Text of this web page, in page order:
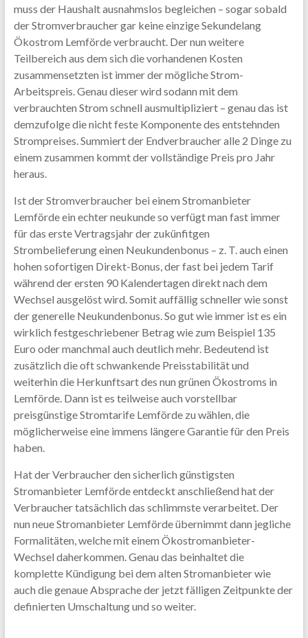
muss der Haushalt ausnahmslos begleichen – sogar sobald
der Stromverbraucher gar keine einzige Sekundelang
Ökostrom Lemförde verbraucht. Der nun weitere
Teilbereich aus dem sich die vorhandenen Kosten
zusammensetzten ist immer der mögliche Strom-
Arbeitspreis. Genau dieser wird sodann mit dem
verbrauchten Strom schnell ausmultipliziert – genau das ist
demzufolge die nicht feste Komponente des entstehnden
Strompreises. Summiert der Endverbraucher alle 2 Dinge zu
einem zusammen kommt der vollständige Preis pro Jahr
heraus.
Ist der Stromverbraucher bei einem Stromanbieter
Lemförde ein echter neukunde so verfügt man fast immer
für das erste Vertragsjahr der zukünfitgen
Strombelieferung einen Neukundenbonus – z. T. auch einen
hohen sofortigen Direkt-Bonus, der fast bei jedem Tarif
während der ersten 90 Kalendertagen direkt nach dem
Wechsel ausgelöst wird. Somit auffällig schneller wie sonst
der generelle Neukundenbonus. So gut wie immer ist es ein
wirklich festgeschriebener Betrag wie zum Beispiel 135
Euro oder manchmal auch deutlich mehr. Bedeutend ist
zusätzlich die oft schwankende Preisstabilität und
weiterhin die Herkunftsart des nun grünen Ökostroms in
Lemförde. Dann ist es teilweise auch vorstellbar
preisgünstige Stromtarife Lemförde zu wählen, die
möglicherweise eine immens längere Garantie für den Preis
haben.
Hat der Verbraucher den sicherlich günstigsten
Stromanbieter Lemförde entdeckt anschließend hat der
Verbraucher tatsächlich das schlimmste verarbeitet. Der
nun neue Stromanbieter Lemförde übernimmt dann jegliche
Formalitäten, welche mit einem Ökostromanbieter-
Wechsel daherkommen. Genau das beinhaltet die
komplette Kündigung bei dem alten Stromanbieter wie
auch die genaue Absprache der jetzt fälligen Zeitpunkte der
definierten Umschaltung und so weiter.